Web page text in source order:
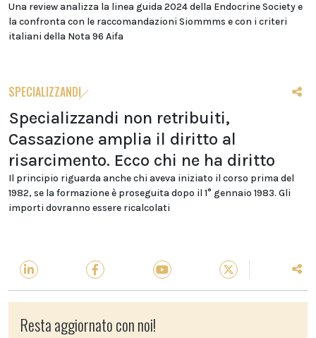
Una review analizza la linea guida 2024 della Endocrine Society e
la confronta con le raccomandazioni Siommms e con i criteri
italiani della Nota 96 Aifa
SPECIALIZZANDI
Specializzandi non retribuiti,
Cassazione amplia il diritto al
risarcimento. Ecco chi ne ha diritto
Il principio riguarda anche chi aveva iniziato il corso prima del
1982, se la formazione è proseguita dopo il 1° gennaio 1983. Gli
importi dovranno essere ricalcolati
Resta aggiornato con noi!